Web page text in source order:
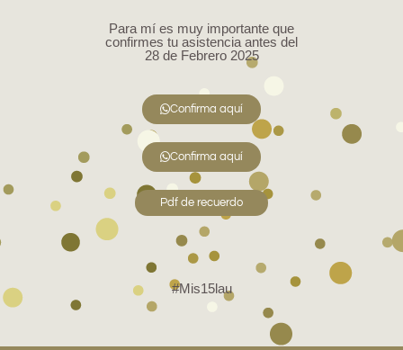
Para mí es muy importante que
confirmes tu asistencia antes del
28 de Febrero 2025
Confirma aquí
Confirma aquí
Pdf de recuerdo
#Mis15lau